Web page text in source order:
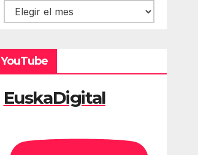
Hemeroteca
YouTube
EuskaDigital